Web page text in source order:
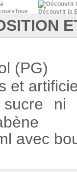
Tous
Découvrir la
(PG)
et
ni
avec